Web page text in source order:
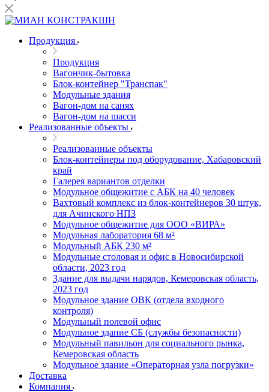
Продукция
Продукция
Вагончик-бытовка
Блок-контейнер "Транспак"
Модульные здания
Вагон-дом на санях
Вагон-дом на шасси
Реализованные объекты
Реализованные объекты
Блок-контейнеры под оборудование, Хабаровский
край
Галерея вариантов отделки
Модульное общежитие с АБК на 40 человек
Вахтовый комплекс из блок-контейнеров 30 штук,
для Ачинского НПЗ
Модульное общежитие для ООО «ВИРА»
Модульная лаборатория 68 м²
Модульный АБК 230 м²
Модульные столовая и офис в Новосибирской
области, 2023 год
Здание для выдачи нарядов, Кемеровская область,
2023 год
Модульное здание ОВК (отдела входного
контроля)
Модульный полевой офис
Модульное здание СБ (службы безопасности)
Модульный павильон для социального рынка,
Кемеровская область
Модульное здание «Операторная узла погрузки»
Доставка
Компания